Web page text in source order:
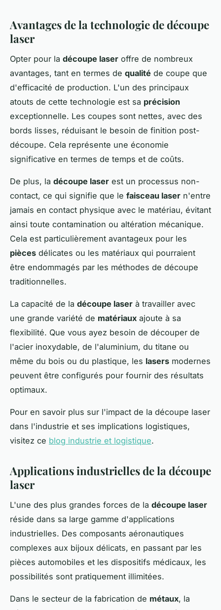
Avantages de la technologie de découpe
laser
Opter pour la découpe laser offre de nombreux
avantages, tant en termes de qualité de coupe que
d'efficacité de production. L'un des principaux
atouts de cette technologie est sa précision
exceptionnelle. Les coupes sont nettes, avec des
bords lisses, réduisant le besoin de finition post-
découpe. Cela représente une économie
significative en termes de temps et de coûts.
De plus, la découpe laser est un processus non-
contact, ce qui signifie que le faisceau laser n'entre
jamais en contact physique avec le matériau, évitant
ainsi toute contamination ou altération mécanique.
Cela est particulièrement avantageux pour les
pièces délicates ou les matériaux qui pourraient
être endommagés par les méthodes de découpe
traditionnelles.
La capacité de la découpe laser à travailler avec
une grande variété de matériaux ajoute à sa
flexibilité. Que vous ayez besoin de découper de
l'acier inoxydable, de l'aluminium, du titane ou
même du bois ou du plastique, les lasers modernes
peuvent être configurés pour fournir des résultats
optimaux.
Pour en savoir plus sur l'impact de la découpe laser
dans l'industrie et ses implications logistiques,
visitez ce blog industrie et logistique.
Applications industrielles de la découpe
laser
L'une des plus grandes forces de la découpe laser
réside dans sa large gamme d'applications
industrielles. Des composants aéronautiques
complexes aux bijoux délicats, en passant par les
pièces automobiles et les dispositifs médicaux, les
possibilités sont pratiquement illimitées.
Dans le secteur de la fabrication de métaux, la